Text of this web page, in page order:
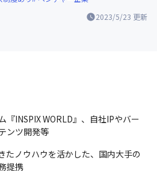
2023/5/23 更新
INSPIX WORLD』、自社IPやバー
ンツ開発等
ノウハウを活かした、国内大手の
提携